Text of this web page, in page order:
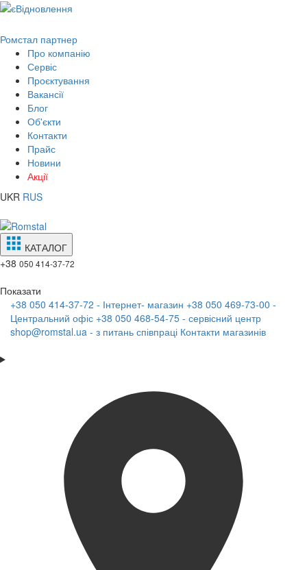
Ромстал партнер
Про компанію
Сервіс
Проєктування
Вакансії
Блог
Об'єкти
Контакти
Прайс
Новини
Акції
UKR RUS
КАТАЛОГ
+38 050 414-37-72
Показати
+38 050 414-37-72 - Інтернет- магазин +38 050 469-73-00 -
Центральний офіс +38 050 468-54-75 - сервісний центр
shop@romstal.ua - з питань співпраці Контакти магазинів